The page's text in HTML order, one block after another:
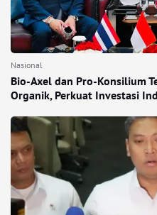
Nasional
Bio-Axel dan Pro-Konsilium
Organik, Perkuat Investasi